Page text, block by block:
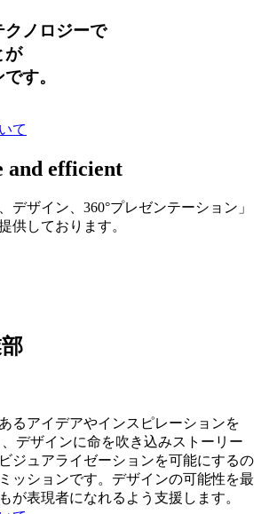
ノロジーで
が
す。
て
and efficient
デザイン、360°プレゼンテーション」
供しております。
るアイデアやインスピレーションを
デザインに命を吹き込みストーリー
ジュアライゼーションを可能にするの
ッションです。デザインの可能性を最
が表現者になれるよう支援します。